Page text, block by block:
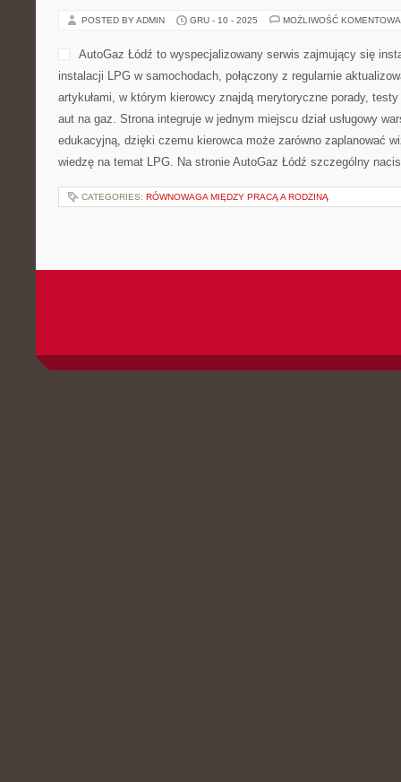
POSTED BY ADMIN GRU - 10 - 2025 MOŻLIWOŚĆ
AutoGaz Łódź to wyspecjalizowany serwis zajmujący się
instalacji LPG w samochodach, połączony z regularnie
artykułami, w którym kierowcy znajdą merytoryczne porady,
aut na gaz. Strona integruje w jednym miejscu dział usługowy
edukacyjną, dzięki czemu kierowca może zarówno zaplanować
wiedzę na temat LPG. Na stronie AutoGaz Łódź szczególny
CATEGORIES: RÓWNOWAGA MIĘDZY PRACĄ A RODZINĄ